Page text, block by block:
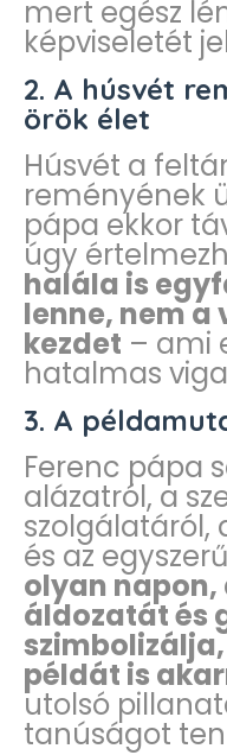
mert egész
képviseletét
2. A húsvét
örök élet
Húsvét a
reményének
pápa ekkor
úgy
halála is
lenne, nem a
kezdet – ami
hatalmas
3. A
Ferenc pápa
alázatról, a
szolgálatáról,
és az
olyan napon,
áldozatát és
példát is
utolsó
tanúságot